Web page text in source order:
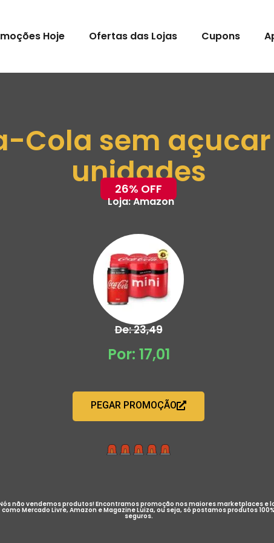
Hoje Ofertas das Lojas Cupons
Cola sem açucar
unidades
26% OFF
Loja:Amazon
De: 23,49
Por: 17,01
PEGAR PROMOÇÃO
não vendemos produtos! Encontramos promoção nos maiores marketplaces e
como Mercado Livre, Amazon e Magazine Luiza, ou seja, só postamos produtos 100%
seguros.